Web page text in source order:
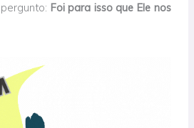
Foi para isso que Ele nos